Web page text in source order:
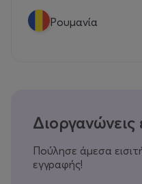
Ρουμανία
Πούλησε άμεσα
εγγραφής!